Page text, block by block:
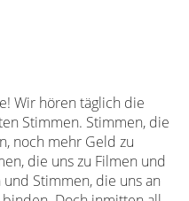
Wir hören täglich die
Stimmen. Stimmen, die
noch mehr Geld zu
die uns zu Filmen und
Stimmen, die uns an